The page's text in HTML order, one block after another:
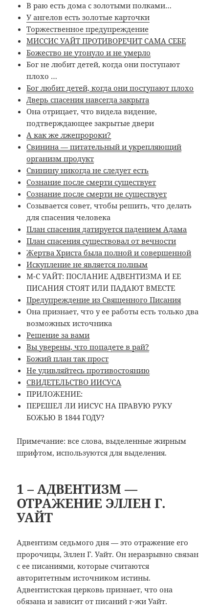
В раю есть дома с золотыми полками…
У ангелов есть золотые карточки
Торжественное предупреждение
МИССИС УАЙТ ПРОТИВОРЕЧИТ САМА СЕБЕ
Божество не утонуло и не умерло
Бог не любит детей, когда они поступают
плохо …
Бог любит детей, когда они поступают плохо
Дверь спасения навсегда закрыта
Она отрицает, что видела видение,
подтверждающее закрытые двери
А как же лжепророки?
Свинина — питательный и укрепляющий
организм продукт
Свинину никогда не следует есть
Сознание после смерти существует
Сознание после смерти не существует
Созывается совет, чтобы решить, что делать
для спасения человека
План спасения датируется падением Адама
План спасения существовал от вечности
Жертва Христа была полной и совершенной
Искупление не является полным
М-С УАЙТ: ПОСЛАНИЕ АДВЕНТИЗМА И ЕЕ
ПИСАНИЯ СТОЯТ ИЛИ ПАДАЮТ ВМЕСТЕ
Предупреждение из Священного Писания
Она признает, что у ее работы есть только два
возможных источника
Решение за вами
Вы уверены, что попадете в рай?
Божий план так прост
Не удивляйтесь противостоянию
СВИДЕТЕЛЬСТВО ИИСУСА
ПРИЛОЖЕНИЕ:
ПЕРЕШЕЛ ЛИ ИИСУС НА ПРАВУЮ РУКУ
БОЖЬЮ В 1844 ГОДУ?
Примечание: все слова, выделенные жирным
шрифтом, используются для выделения.
1 – АДВЕНТИЗМ —
ОТРАЖЕНИЕ ЭЛЛЕН Г.
УАЙТ
Адвентизм седьмого дня — это отражение его
пророчицы, Эллен Г. Уайт. Он неразрывно связан
с ее писаниями, которые считаются
авторитетным источником истины.
Адвентистская церковь признает, что она
обязана и зависит от писаний г-жи Уайт.